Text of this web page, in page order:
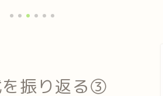
を振り返る③